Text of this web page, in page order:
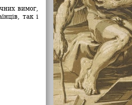
вимог,
так і